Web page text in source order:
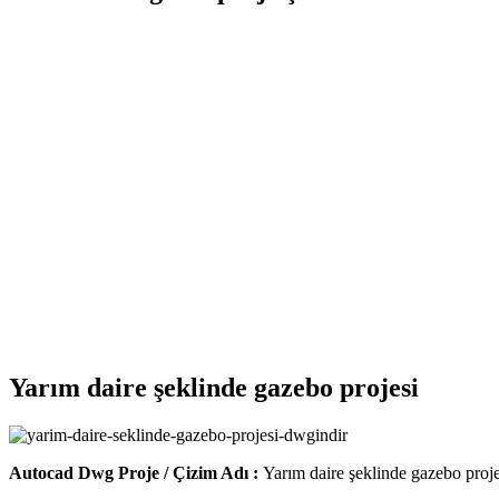
Yarım daire şeklinde gazebo projesi
Autocad Dwg Proje / Çizim Adı : Yarım daire şeklinde gazebo